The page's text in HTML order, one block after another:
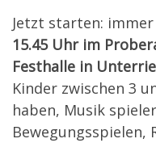
Jetzt starten: immer
15.45 Uhr im
Festhalle in
Kinder zwischen 3
haben, Musik
Bewegungsspielen,